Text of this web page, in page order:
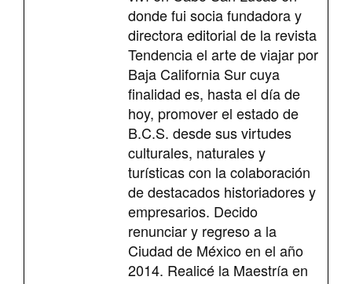
donde fui socia fundadora y
directora editorial de la revista
Tendencia el arte de viajar por
Baja California Sur cuya
finalidad es, hasta el día de
hoy, promover el estado de
B.C.S. desde sus virtudes
culturales, naturales y
turísticas con la colaboración
de destacados historiadores y
empresarios. Decido
renunciar y regreso a la
Ciudad de México en el año
2014. Realicé la Maestría en